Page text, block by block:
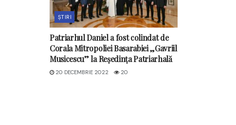
ȘTIRI
Patriarhul Daniel a fost colindat de
Corala Mitropoliei Basarabiei „Gavriil
Musicescu” la Reședința Patriarhală
20 DECEMBRIE 2022 20